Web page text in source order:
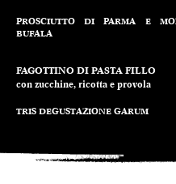
PROSCIUTTO DI PARMA E
BUFALA
FAGOTTINO DI PASTA FILLO
con zucchine, ricotta e provola
TRIS DEGUSTAZIONE GARUM